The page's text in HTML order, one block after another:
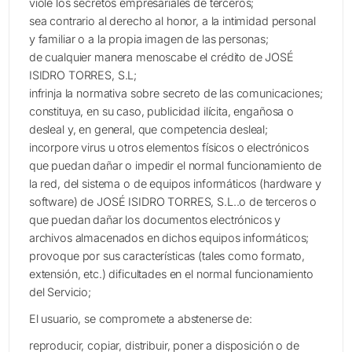
viole los secretos empresariales de terceros;
sea contrario al derecho al honor, a la intimidad personal
y familiar o a la propia imagen de las personas;
de cualquier manera menoscabe el crédito de JOSÉ
ISIDRO TORRES, S.L;
infrinja la normativa sobre secreto de las comunicaciones;
constituya, en su caso, publicidad ilícita, engañosa o
desleal y, en general, que competencia desleal;
incorpore virus u otros elementos físicos o electrónicos
que puedan dañar o impedir el normal funcionamiento de
la red, del sistema o de equipos informáticos (hardware y
software) de JOSÉ ISIDRO TORRES, S.L..o de terceros o
que puedan dañar los documentos electrónicos y
archivos almacenados en dichos equipos informáticos;
provoque por sus características (tales como formato,
extensión, etc.) dificultades en el normal funcionamiento
del Servicio;
El usuario, se compromete a abstenerse de:
reproducir, copiar, distribuir, poner a disposición o de